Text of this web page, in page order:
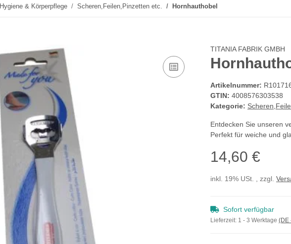
Hygiene & Körperpflege Scheren,Feilen,Pinzetten etc. Hornhauthobel
TITANIA FABRIK GMBH
Artikelnummer:
GTIN: 4008576303538
Kategorie:
Entdecken Sie unseren
Perfekt für weiche und
14,60 €
inkl. 19% USt. , zzgl.
Sofort verfügbar
Lieferzeit: 1 - 3 Werktage (DE